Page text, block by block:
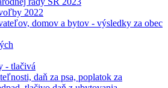
2022
domov a bytov - výsledky za obec
- tlačivá
daň za psa, poplatok za